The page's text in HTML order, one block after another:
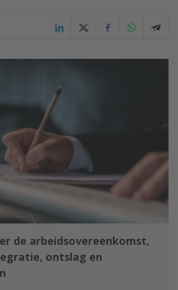
de arbeidsovereenkomst,
ontslag en